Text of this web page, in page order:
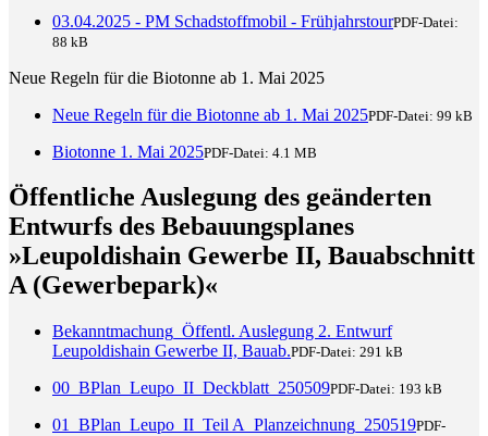
03.04.2025 - PM Schadstoffmobil - FrühjahrstourPDF-Datei:
88 kB
Neue Regeln für die Biotonne ab 1. Mai 2025
Neue Regeln für die Biotonne ab 1. Mai 2025PDF-Datei: 99 kB
Biotonne 1. Mai 2025PDF-Datei: 4.1 MB
Öffentliche Auslegung des geänderten
Entwurfs des Bebauungsplanes
»Leupoldishain Gewerbe II, Bauabschnitt
A (Gewerbepark)«
Bekanntmachung_Öffentl. Auslegung 2. Entwurf
Leupoldishain Gewerbe II, Bauab.PDF-Datei: 291 kB
00_BPlan_Leupo_II_Deckblatt_250509PDF-Datei: 193 kB
01_BPlan_Leupo_II_Teil A_Planzeichnung_250519PDF-